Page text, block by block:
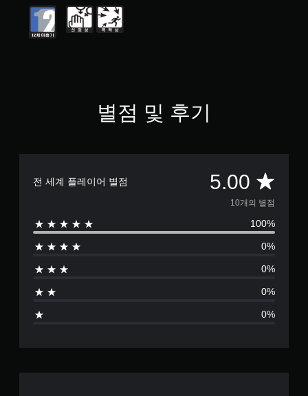
별
평
별점 및 후기
전 세계 플레이어 별점 5.00 총
1
0
별
으
10개의 별점
100%
0%
0%
0%
0%